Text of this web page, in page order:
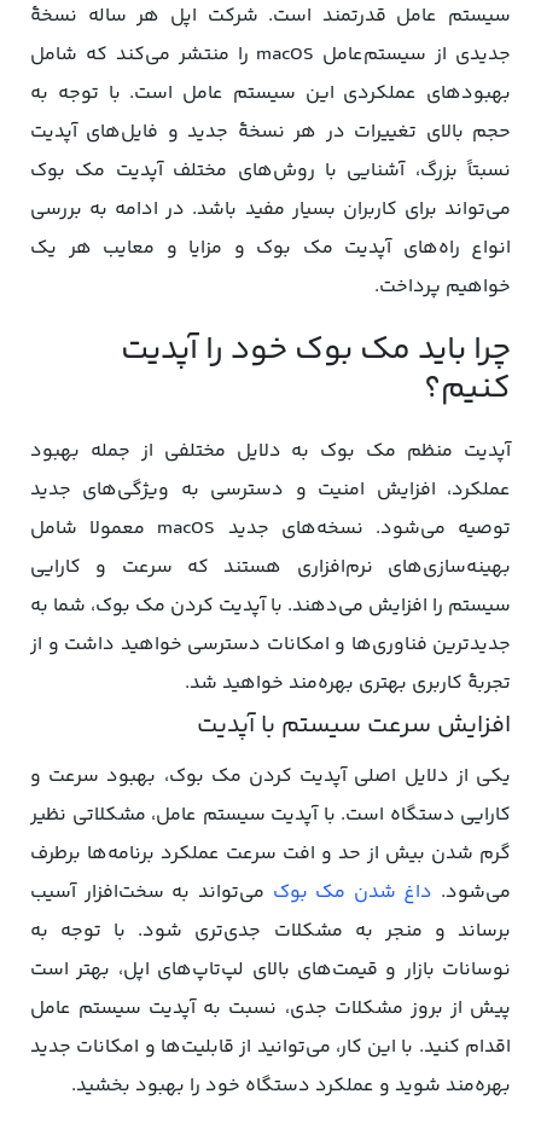
سیستم عامل قدرتمند است. شرکت اپل هر ساله نسخۀ
جدیدی از سیستم‌عامل macOS را منتشر می‌کند که شامل
بهبودهای عملکردی این سیستم عامل است. با توجه به
حجم بالای تغییرات در هر نسخۀ جدید و فایل‌های آپدیت
نسبتاً بزرگ، آشنایی با روش‌های مختلف آپدیت مک بوک
می‌تواند برای کاربران بسیار مفید باشد. در ادامه به بررسی
انواع راه‌های آپدیت مک بوک و مزایا و معایب هر یک
خواهیم پرداخت.
چرا باید مک بوک خود را آپدیت
کنیم؟
آپدیت منظم مک بوک به دلایل مختلفی از جمله بهبود
عملکرد، افزایش امنیت و دسترسی به ویژگی‌های جدید
توصیه می‌شود. نسخه‌های جدید macOS معمولا شامل
بهینه‌سازی‌های نرم‌افزاری هستند که سرعت و کارایی
سیستم را افزایش می‌دهند. با آپدیت کردن مک بوک، شما به
جدیدترین فناوری‌ها و امکانات دسترسی خواهید داشت و از
تجربۀ کاربری بهتری بهره‌مند خواهید شد.
افزایش سرعت سیستم با آپدیت
یکی از دلایل اصلی آپدیت کردن مک بوک، بهبود سرعت و
کارایی دستگاه است. با آپدیت سیستم عامل، مشکلاتی نظیر
گرم شدن بیش از حد و افت سرعت عملکرد برنامه‌ها برطرف
می‌شود. داغ شدن مک بوک می‌تواند به سخت‌افزار آسیب
برساند و منجر به مشکلات جدی‌تری شود. با توجه به
نوسانات بازار و قیمت‌های بالای لپ‌تاپ‌های اپل، بهتر است
پیش از بروز مشکلات جدی، نسبت به آپدیت سیستم عامل
اقدام کنید. با این کار، می‌توانید از قابلیت‌ها و امکانات جدید
بهره‌مند شوید و عملکرد دستگاه خود را بهبود بخشید.